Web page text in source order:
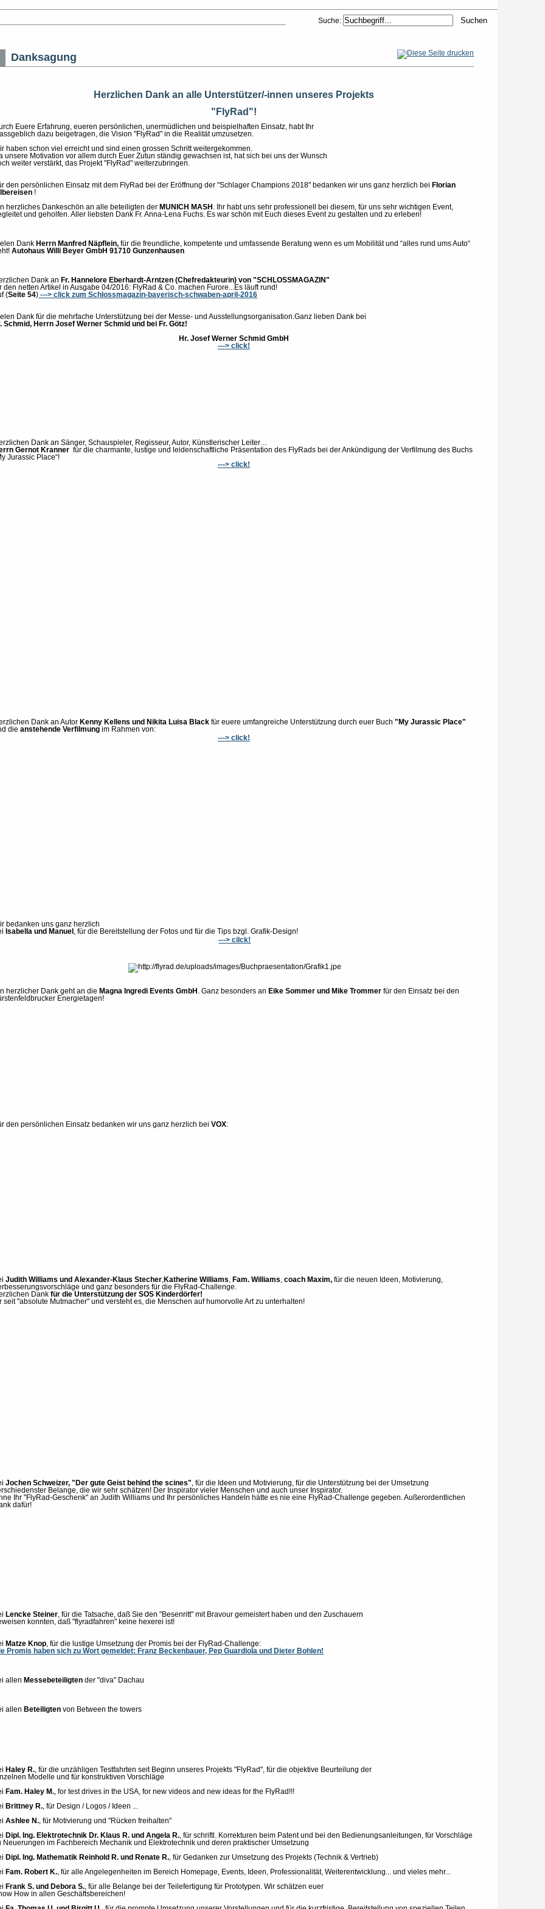
Suche:
Danksagung
Herzlichen Dank an alle Unterstützer/-innen unseres Projekts
"FlyRad"!
Euere Erfahrung, eueren persönlichen, unermüdlichen und beispielhaften Einsatz, habt Ihr
dazu beigetragen, die Vision "FlyRad" in die Realität umzusetzen.
haben schon viel erreicht und sind einen grossen Schritt weitergekommen.
unsere Motivation vor allem durch Euer Zutun ständig gewachsen ist, hat sich bei uns der Wunsch
weiter verstärkt, das Projekt "FlyRad" weiterzubringen.
den persönlichen Einsatz mit dem FlyRad bei der Eröffnung der "Schlager Champions 2018" bedanken wir uns ganz herzlich bei Florian
!
herzliches Dankeschön an alle beteiligten der MUNICH MASH . Ihr habt uns sehr professionell bei diesem, für uns sehr wichtigen Event,
und geholfen. Aller liebsten Dank Fr. Anna-Lena Fuchs. Es war schön mit Euch dieses Event zu gestalten und zu erleben!
Dank Herrn Manfred Näpflein, für die freundliche, kompetente und umfassende Beratung wenn es um Mobilität und “alles rund ums Auto“
Autohaus Willi Beyer GmbH 91710 Gunzenhausen
Dank an Fr. Hannelore Eberhardt-Arntzen (Chefredakteurin) von "SCHLOSSMAGAZIN"
den netten Artikel in Ausgabe 04/2016: FlyRad & Co. machen Furore...Es läuft rund!
(Seite 54) ---> click zum Schlossmagazin-bayerisch-schwaben-april-2016
Dank für die mehrfache Unterstützung bei der Messe- und Ausstellungsorganisation.Ganz lieben Dank bei
Schmid, Herrn Josef Werner Schmid und bei Fr. Götz!
Hr. Josef Werner Schmid GmbH
---> click!
Dank an Sänger, Schauspieler, Regisseur, Autor, Künstlerischer Leiter…
Gernot Kranner für die charmante, lustige und leidenschaftliche Präsentation des FlyRads bei der Ankündigung der Verfilmung des Buchs
Jurassic Place“!
---> click!
Dank an Autor Kenny Kellens und Nikita Luisa Black für euere umfangreiche Unterstützung durch euer Buch"My Jurassic Place"
dieanstehende Verfilmung im Rahmen von:
---> click!
bedanken uns ganz herzlich
Isabella und Manuel , für die Bereitstellung der Fotos und für die Tips bzgl. Grafik-Design!
---> cilck!
herzlicher Dank geht an die Magna Ingredi Events GmbH . Ganz besonders an Eike Sommer und Mike Trommer für den Einsatz bei den
Energietagen!
den persönlichen Einsatz bedanken wir uns ganz herzlich beiVOX:
Judith Williams und Alexander-Klaus Stecher,Katherine Williams, Fam. Williams,coach Maxim,für die neuen Ideen, Motivierung,
und ganz besonders für die FlyRad-Challenge.
Dankfür die Unterstützung der SOS Kinderdörfer!
seit "absolute Mutmacher" und versteht es, die Menschen auf humorvolle Art zu unterhalten!
Jochen Schweizer, "Der gute Geist behind the scines", für die Ideen und Motivierung, für die Unterstützung bei der Umsetzung
Belange, die wir sehr schätzen! Der Inspirator vieler Menschen und auch unser Inspirator.
Ihr "FlyRad-Geschenk" an Judith Williams und Ihr persönliches Handeln hätte es nie eine FlyRad-Challenge gegeben. Außerordentlichen
dafür!
Lencke Steiner, für die Tatsache, daß Sie den "Besenritt" mit Bravour gemeistert haben und den Zuschauern
konnten, daß "flyradfahren" keine hexerei ist!
Matze Knop, für die lustige Umsetzung der Promis bei der FlyRad-Challenge:
Promis haben sich zu Wort gemeldet: Franz Beckenbauer, Pep Guardiola und Dieter Bohlen!
allen Messebeteiligten der "diva" Dachau
allen Beteiligten von Between the towers
Haley R., für die unzähligen Testfahrten seit Beginn unseres Projekts "FlyRad", für die objektive Beurteilung der
Modelle und für konstruktiven Vorschläge
Fam. Haley M., for test drives in the USA, for new videos and new ideas for the FlyRad!!!
Brittney R., für Design / Logos / Ideen ...
Ashlee N., für Motivierung und "Rücken freihalten"
Dipl. Ing. Elektrotechnik Dr. Klaus R. und Angela R., für schriftl. Korrekturen beim Patent und bei den Bedienungsanleitungen, für Vorschläge
Neuerungen im Fachbereich Mechanik und Elektrotechnik und deren praktischer Umsetzung
Dipl. Ing. Mathematik Reinhold R. und Renate R., für Gedanken zur Umsetzung des Projekts (Technik & Vertrieb)
Fam. Robert K., für alle Angelegenheiten im Bereich Homepage, Events, Ideen, Professionalität, Weiterentwicklung... und vieles mehr...
Frank S. und Debora S., für alle Belange bei der Teilefertigung für Prototypen. Wir schätzen euer
How in allen Geschäftsbereichen!